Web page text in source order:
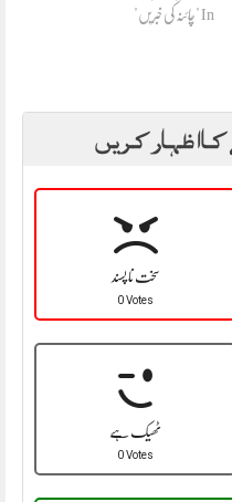
In "چائنہ کی خبریں"
کا اظہار کریں
سخت نا پسند
0 Votes
ٹھیک ہے
0 Votes